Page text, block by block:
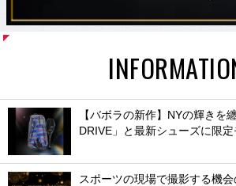
【バボラの新作】NYの輝きを
DRIVE」と最新シューズに限
スポーツの現場で撮影する機